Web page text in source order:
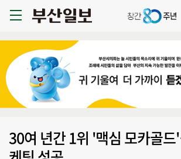
30여 년간 1위 '맥심 모카골